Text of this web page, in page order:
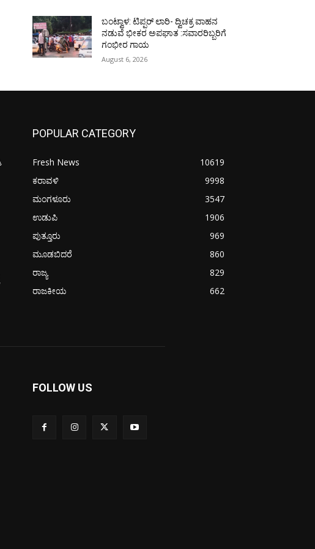
ಬಂಟ್ವಾಳ: ಟಿಪ್ಪರ್ ಲಾರಿ- ದ್ವಿಚಕ್ರ ವಾಹನ
ನಡುವೆ ಭೀಕರ ಅಪಘಾತ :ಸವಾರರಿಬ್ಬರಿಗೆ
ಗಂಭೀರ ಗಾಯ
August 6, 2026
POPULAR CATEGORY
Fresh News
10619
ಕರಾವಳಿ
9998
ಮಂಗಳೂರು
3547
ಉಡುಪಿ
1906
ಪುತ್ತೂರು
969
ಮೂಡಬಿದರೆ
860
ರಾಜ್ಯ
829
ರಾಜಕೀಯ
662
FOLLOW US